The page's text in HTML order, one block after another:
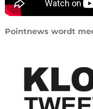
Pointnews wordt